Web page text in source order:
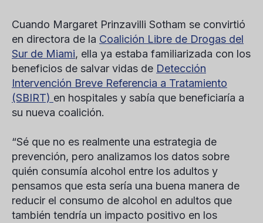
Cuando Margaret Prinzavilli Sotham se convirtió
en directora de la Coalición Libre de Drogas del
Sur de Miami, ella ya estaba familiarizada con los
beneficios de salvar vidas de Detección
Intervención Breve Referencia a Tratamiento
(SBIRT) en hospitales y sabía que beneficiaría a
su nueva coalición.
“Sé que no es realmente una estrategia de
prevención, pero analizamos los datos sobre
quién consumía alcohol entre los adultos y
pensamos que esta sería una buena manera de
reducir el consumo de alcohol en adultos que
también tendría un impacto positivo en los